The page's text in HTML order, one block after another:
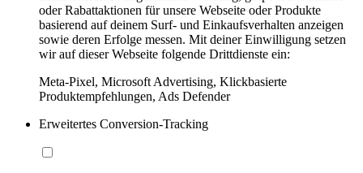
oder Rabattaktionen für unsere Webseite oder Produkte
basierend auf deinem Surf- und Einkaufsverhalten anzeigen
sowie deren Erfolge messen. Mit deiner Einwilligung setzen
wir auf dieser Webseite folgende Drittdienste ein:
Meta-Pixel, Microsoft Advertising, Klickbasierte
Produktempfehlungen, Ads Defender
Erweitertes Conversion-Tracking